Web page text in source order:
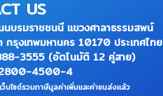
US
บรมราชชนนี แขวงศาลาธรรมสพน์
กรุงเทพมหานคร 10170 ประเทศไทย
3555 (อัตโนมัติ 12 คู่สาย)
4500-4
บไซต์รวมภาษีมูลค่าเพิ่มและค่าขนส่งแล้ว